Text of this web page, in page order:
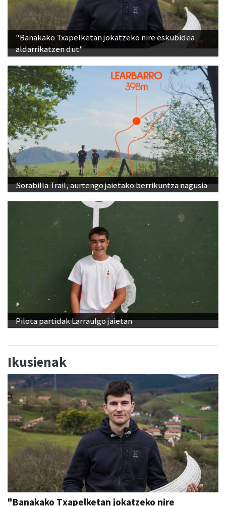
"Banakako Txapelketan jokatzeko nire eskubidea
aldarrikatzen dut"
Sorabilla Trail, aurtengo jaietako berrikuntza nagusia
Pilota partidak Larraulgo jaietan
Ikusienak
"Banakako Txapelketan jokatzeko nire